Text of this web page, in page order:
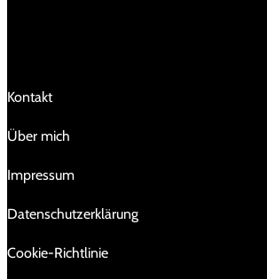
Kontakt
Über mich
Impressum
Da­ten­schutz­er­klä­rung
Cookie-Richtlinie